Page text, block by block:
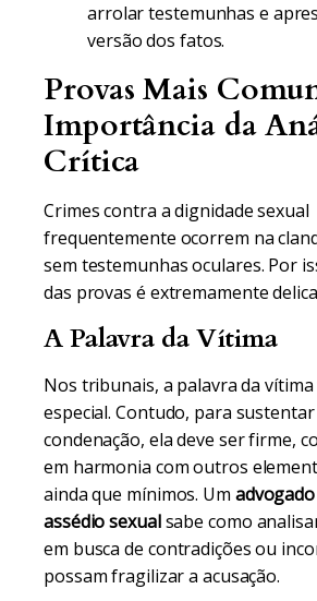
arrolar testemunhas e
versão dos fatos.
Provas Mais
Importância da
Crítica
Crimes contra a dignidade sexual
frequentemente ocorrem na
sem testemunhas oculares. Por
das provas é extremamente
A Palavra da Vítima
Nos tribunais, a palavra da
especial. Contudo, para
condenação, ela deve ser firme,
em harmonia com outros
ainda que mínimos. Um
assédio sexualsabe como
em busca de contradições ou
possam fragilizar a acusação.